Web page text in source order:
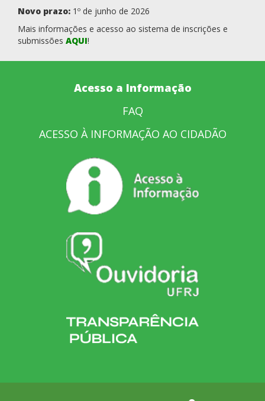
Novo prazo: 1º de junho de 2026
Mais informações e acesso ao sistema de inscrições e
submissões AQUI!
Acesso a Informação
FAQ
ACESSO À INFORMAÇÃO AO CIDADÃO